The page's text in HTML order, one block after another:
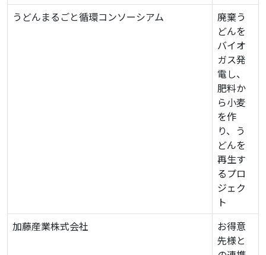
うどんまるごと循環コンソーシアム
廃棄う
どんを
バイオ
ガス発
電し、
肥料か
ら小麦
を作
り、う
どんを
再生す
るプロ
ジェク
ト
加藤産業株式会社
お得意
先様と